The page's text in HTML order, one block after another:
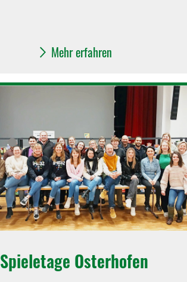
Mehr erfahren
Spieletage Osterhofen